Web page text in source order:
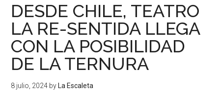
DESDE CHILE, TEATRO
LA RE-SENTIDA LLEGA
CON LA POSIBILIDAD
DE LA TERNURA
8 julio, 2024 by La Escaleta